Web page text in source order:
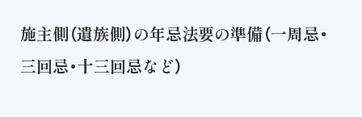
施主側（遺族側）の年忌法要の準備（一周忌・
三回忌・十三回忌など）